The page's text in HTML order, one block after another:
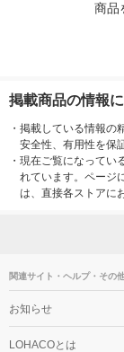
商品
掲載商品の情報
・ 掲載している情報の
安全性、有用性を保
・ 現在ご覧になってい
れています。ページ
は、直接各ストアに
関連サイト・ヘルプ・その
お知らせ
LOHACOとは